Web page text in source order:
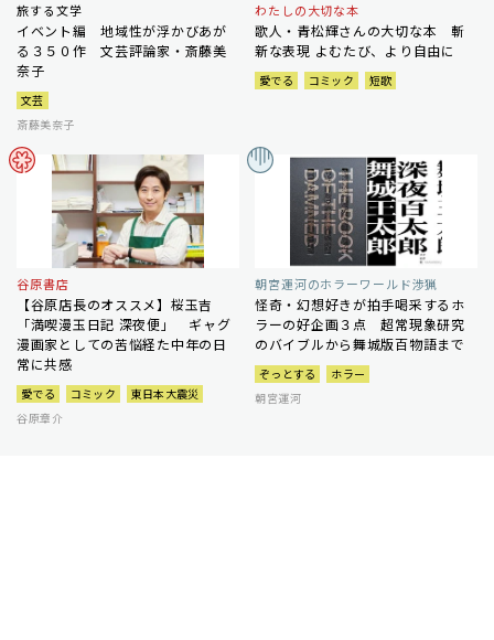
旅する文学
イベント編 地域性が浮かびあが
る３５０作 文芸評論家・斎藤美
奈子
文芸
斎藤美奈子
わたしの大切な本
歌人・青松輝さんの大切な本 斬
新な表現 よむたび、より自由に
愛でる コミック 短歌
谷原書店
【谷原店長のオススメ】桜玉吉
「満喫漫玉日記 深夜便」 ギャグ
漫画家としての苦悩経た中年の日
常に共感
愛でる コミック
東日本大震災
谷原章介
朝宮運河のホラーワールド渉猟
怪奇・幻想好きが拍手喝采するホ
ラーの好企画３点 超常現象研究
のバイブルから舞城版百物語まで
ぞっとする
ホラー
朝宮運河